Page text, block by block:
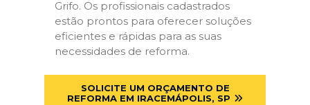
Grifo. Os profissionais cadastrados
estão prontos para oferecer soluções
eficientes e rápidas para as suas
necessidades de reforma.
SOLICITE UM ORÇAMENTO DE
REFORMA EM IRACEMÁPOLIS, SP